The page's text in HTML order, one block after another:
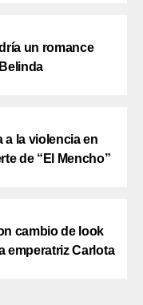
un romance
a la violencia en
de “El Mencho”
cambio de look
emperatriz Carlota